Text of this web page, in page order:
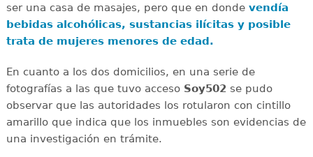
ser una casa de masajes, pero que en donde vendía
bebidas alcohólicas, sustancias ilícitas y posible
trata de mujeres menores de edad.
En cuanto a los dos domicilios, en una serie de
fotografías a las que tuvo acceso Soy502se pudo
observar que las autoridades los rotularon con cintillo
amarillo que indica que los inmuebles son evidencias de
una investigación en trámite.